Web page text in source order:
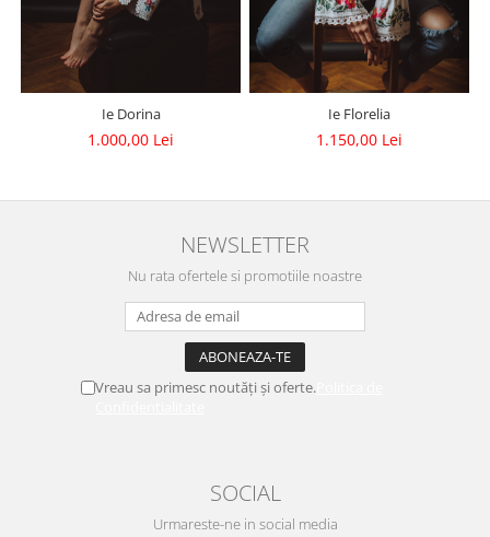
Ie Dorina
1.000,00 Lei
Ie Florelia
1.150,00 Lei
NEWSLETTER
Nu rata ofertele si promotiile noastre
Vreau sa primesc noutăți și oferte.
SOCIAL
Urmareste-ne in social media